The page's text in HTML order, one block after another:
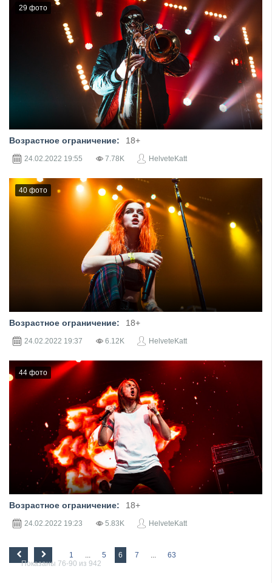
29 фото
Возрастное ограничение: 18+
24.02.2022 19:55 7.78K HelveteKatt
40 фото
Возрастное ограничение: 18+
24.02.2022 19:37 6.12K HelveteKatt
44 фото
Возрастное ограничение: 18+
24.02.2022 19:23 5.83K HelveteKatt
1 ... 5 6 7 ...
63
Показаны 76-90 из 942